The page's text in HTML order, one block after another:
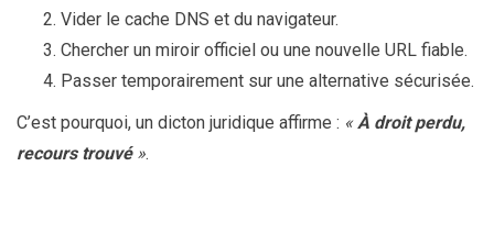
Vider le cache DNS et du navigateur.
Chercher un miroir officiel ou une nouvelle URL fiable.
Passer temporairement sur une alternative sécurisée.
C’est pourquoi, un dicton juridique affirme : « À droit perdu,
recours trouvé».